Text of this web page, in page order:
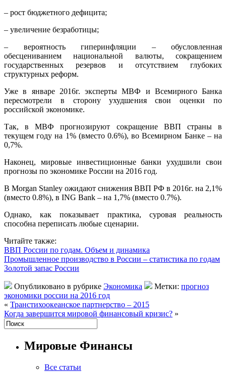
– рост бюджетного дефицита;
– увеличение безработицы;
– вероятность гиперинфляции – обусловленная
обесцениванием национальной валюты, сокращением
государственных резервов и отсутствием глубоких
структурных реформ.
Уже в январе 2016г. эксперты МВФ и Всемирного Банка
пересмотрели в сторону ухудшения свои оценки по
российской экономике.
Так, в МВФ прогнозируют сокращение ВВП страны в
текущем году на 1% (вместо 0.6%), во Всемирном Банке – на
0,7%.
Наконец, мировые инвестиционные банки ухудшили свои
прогнозы по экономике России на 2016 год.
В Morgan Stanley ожидают снижения ВВП РФ в 2016г. на 2,1%
(вместо 0.8%), в ING Bank – на 1,7% (вместо 0.7%).
Однако, как показывает практика, суровая реальность
способна переписать любые сценарии.
Читайте также:
ВВП России по годам. Объем и динамика
Промышленное производство в России – статистика по годам
Золотой запас России
Опубликовано в рубрике Экономика Метки: прогноз
экономики россии на 2016 год
« Транстихоокеанское партнерство – 2015
Когда завершится мировой финансовый кризис? »
Мировые Финансы
Все статьи